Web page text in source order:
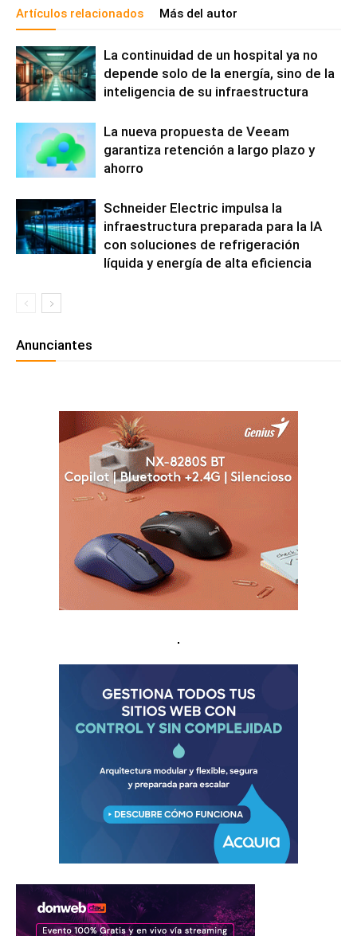
Artículos relacionados Más del autor
La continuidad de un hospital ya no
depende solo de la energía, sino de la
inteligencia de su infraestructura
La nueva propuesta de Veeam
garantiza retención a largo plazo y
ahorro
Schneider Electric impulsa la
infraestructura preparada para la IA
con soluciones de refrigeración
líquida y energía de alta eficiencia
Anunciantes